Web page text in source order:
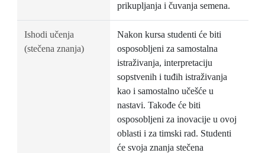
prikupljanja i čuvanja semena.
Ishodi učenja
(stečena znanja)
Nakon kursa studenti će biti
osposobljeni za samostalna
istraživanja, interpretaciju
sopstvenih i tuđih istraživanja
kao i samostalno učešće u
nastavi. Takođe će biti
osposobljeni za inovacije u ovoj
oblasti i za timski rad. Studenti
će svoja znanja stečena